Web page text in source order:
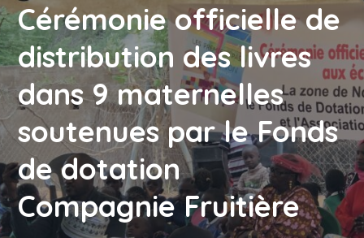
Cérémonie officielle de
distribution des livres
dans 9 maternelles
soutenues par le Fonds
de dotation
Compagnie Fruitière